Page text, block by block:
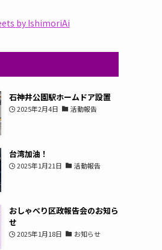
by IshimoriAi
石神井公園駅ホームドア設置
2025年2月4日 活動報告
台湾加油！
2025年1月21日 活動報告
おしゃべり区政報告会のお知ら
せ
2025年1月18日 お知らせ